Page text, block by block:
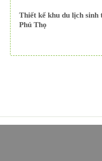
Thiết kế khu du lịch
Phú Thọ